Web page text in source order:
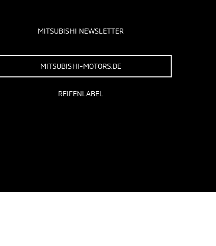
MITSUBISHI NEWSLETTER
MITSUBISHI-MOTORS.DE
REIFENLABEL